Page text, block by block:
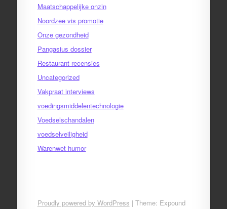
Maatschappelijke onzin
Noordzee vis promotie
Onze gezondheid
Pangasius dossier
Restaurant recensies
Uncategorized
Vakpraat interviews
voedingsmiddelentechnologie
Voedselschandalen
voedselveiligheid
Warenwet humor
Proudly powered by WordPress | Theme: Expound